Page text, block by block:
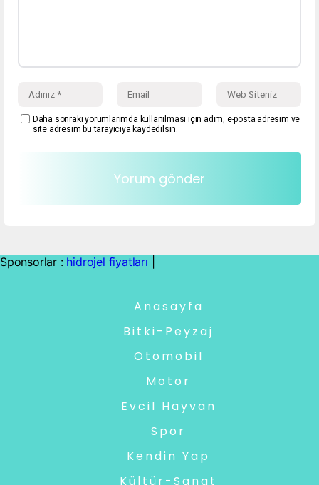
Daha sonraki yorumlarımda kullanılması için adım, e-posta adresim ve
site adresim bu tarayıcıya kaydedilsin.
Sponsorlar : hidrojel fiyatları
Anasayfa
Bitki-Peyzaj
Otomobil
Motor
Evcil Hayvan
Spor
Kendin Yap
Kültür-Sanat